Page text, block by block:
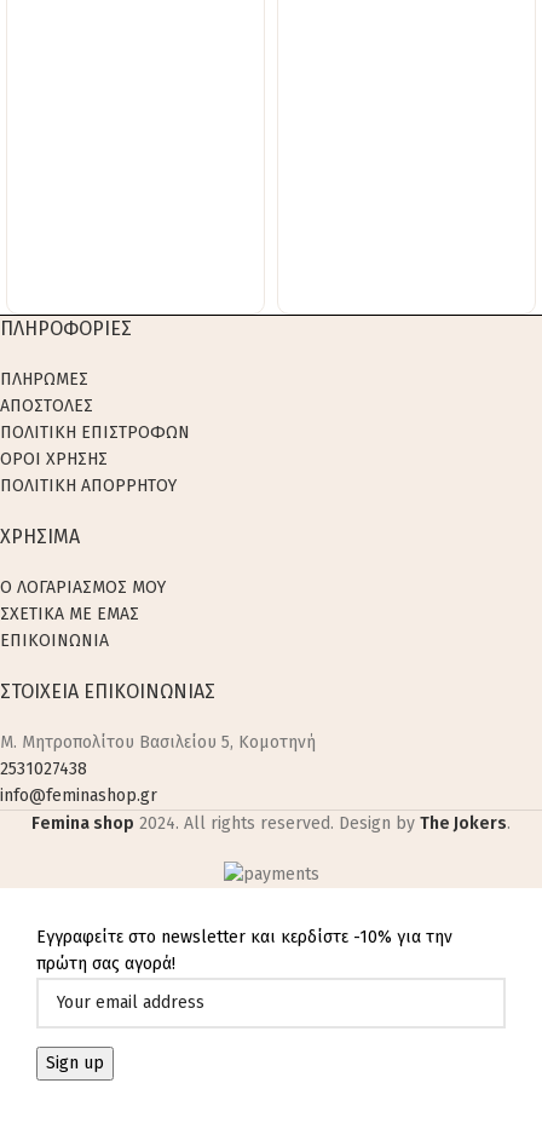
ΠΛΗΡΟΦΟΡΙΕΣ
ΠΛΗΡΩΜΕΣ
ΑΠΟΣΤΟΛΕΣ
ΠΟΛΙΤΙΚΗ ΕΠΙΣΤΡΟΦΩΝ
ΟΡΟΙ ΧΡΗΣΗΣ
ΠΟΛΙΤΙΚΗ ΑΠΟΡΡΗΤΟΥ
ΧΡΗΣΙΜΑ
Ο ΛΟΓΑΡΙΑΣΜΟΣ ΜΟΥ
ΣΧΕΤΙΚΑ ΜΕ ΕΜΑΣ
ΕΠΙΚΟΙΝΩΝΙΑ
ΣΤΟΙΧΕΙΑ ΕΠΙΚΟΙΝΩΝΙΑΣ
M. Μητροπολίτου Βασιλείου 5, Κομοτηνή
2531027438
info@feminashop.gr
Femina shop 2024. All rights reserved. Design by The Jokers.
Εγγραφείτε στο newsletter και κερδίστε -10% για την
πρώτη σας αγορά!